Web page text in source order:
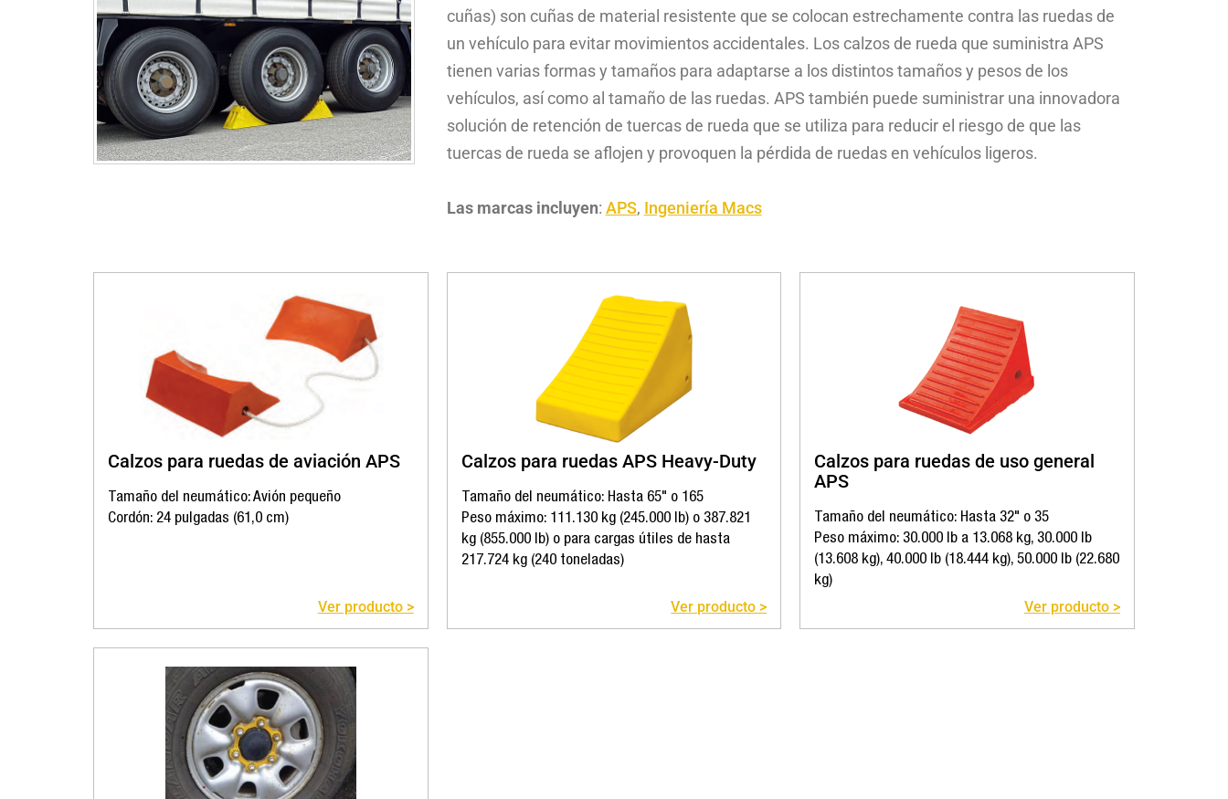
cuñas) son cuñas de material resistente que se colocan estrechamente contra las ruedas de
un vehículo para evitar movimientos accidentales. Los calzos de rueda que suministra APS
tienen varias formas y tamaños para adaptarse a los distintos tamaños y pesos de los
vehículos, así como al tamaño de las ruedas. APS también puede suministrar una innovadora
solución de retención de tuercas de rueda que se utiliza para reducir el riesgo de que las
tuercas de rueda se aflojen y provoquen la pérdida de ruedas en vehículos ligeros.
Las marcas incluyen: APS, Ingeniería Macs
Calzos para ruedas de aviación APS
Tamaño del neumático: Avión pequeño
Cordón: 24 pulgadas (61,0 cm)
Ver producto >
Calzos para ruedas APS Heavy-Duty
Tamaño del neumático: Hasta 65" o 165
Peso máximo: 111.130 kg (245.000 lb) o 387.821
kg (855.000 lb) o para cargas útiles de hasta
217.724 kg (240 toneladas)
Ver producto >
Calzos para ruedas de uso general
APS
Tamaño del neumático: Hasta 32" o 35
Peso máximo: 30.000 lb a 13.068 kg, 30.000 lb
(13.608 kg), 40.000 lb (18.444 kg), 50.000 lb (22.680
kg)
Ver producto >